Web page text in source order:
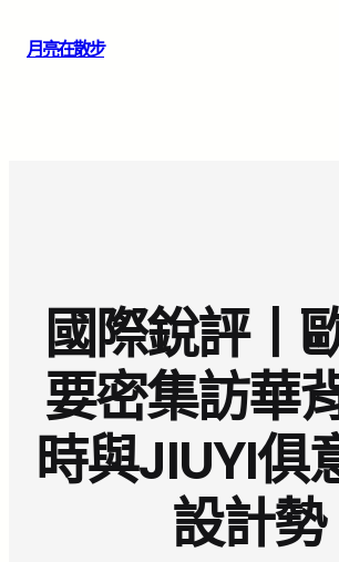
月亮在散步
國際銳評丨
要密集訪華
時與JIUYI俱
設計勢